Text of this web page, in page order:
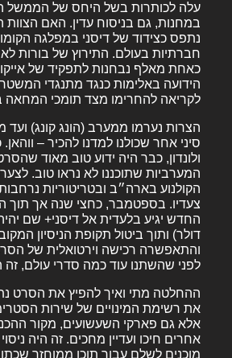
עלה לכותרות בשל היחס של הממשל
במחנות, גם בניסוח עדין. האם
נתפס כצידוד של דיסני במפלגה
חברתיות בעולם. התירוץ של בורות
כאחת מאלף נבחנות לתפקיד של
הידועה באלימות כנגד מתנגדי
לקריאה להחרימו מצד תומכי המחאה
הצרות נערמו ממערב (הונג קונג)
סיני אחר שכולנו למדנו להכיר –
ולונדון, כבר היה ידוע טוב מאוד
המערביות שתוכננו לא נראו טוב.
הקולנוע בארה״ב ובטריטוריות
צעדיו. בספטמבר, כחצי שנה אך תוך
והתאפשרה רכישה וירטואלית של
לפני שהשתנו עוד כמה סדרי עולם,
ההחלטה מתי ואיך להפיץ את הסרט
את רשימת המינויים של שירות
אלא גם פארקי השעשועים, מקור
אחרים חיכו ועדיין מחכים. זה היה
מוכנים לשלם עבור תוכן ממוחזר